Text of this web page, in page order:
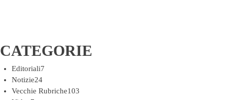
CATEGORIE
Editoriali7
Notizie24
Vecchie Rubriche103